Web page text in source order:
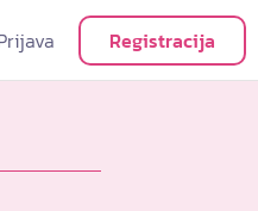
Registracija